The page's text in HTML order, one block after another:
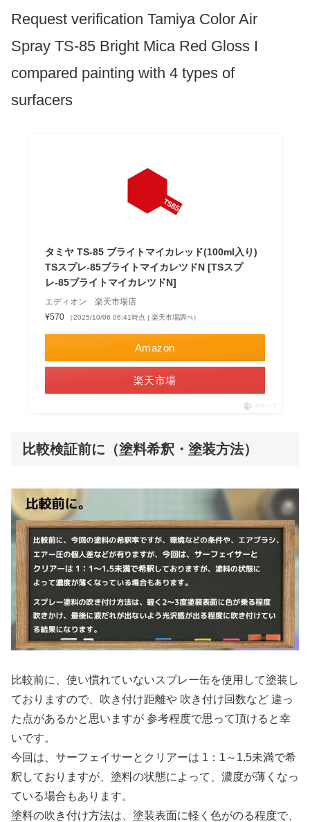
Request verification Tamiya Color Air
Spray TS-85 Bright Mica Red Gloss I
compared painting with 4 types of
surfacers
タミヤ TS-85 ブライトマイカレッド(100ml入り)
TSスプレ-85ブライトマイカレツドN [TSスプ
レ-85ブライトマイカレツドN]
エディオン 楽天市場店
¥570
（2025/10/06 06:41時点 | 楽天市場調べ）
Amazon
楽天市場
ポチップ
比較検証前に（塗料希釈・塗装方法）
比較前に、使い慣れていないスプレー缶を使用して塗装し
ておりますので、吹き付け距離や 吹き付け回数など 違っ
た点があるかと思いますが 参考程度で思って頂けると幸
いです。
今回は、サーフェイサーとクリアーは 1：1～1.5未満で希
釈しておりますが、塗料の状態によって、濃度が薄くなっ
ている場合もあります。
塗料の吹き付け方法は、塗装表面に軽く色がのる程度で、